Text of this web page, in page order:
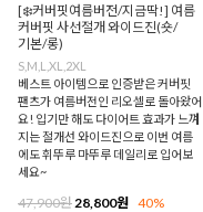
[❄️커버핏여름버전/지금딱!] 여름
커버핏 사선절개 와이드진(숏/
기본/롱)
S,M,L,XL,2XL
베스트 아이템으로 인증받은 커버핏
팬츠가 여름버전인 리오셀로 돌아왔어
요! 입기만 해도 다이어트 효과가 느껴
지는 절개선 와이드진으로 이번 여름
에도 휘뚜루 마뚜루 데일리로 입어보
세요~
47,900원 28,800원 40%